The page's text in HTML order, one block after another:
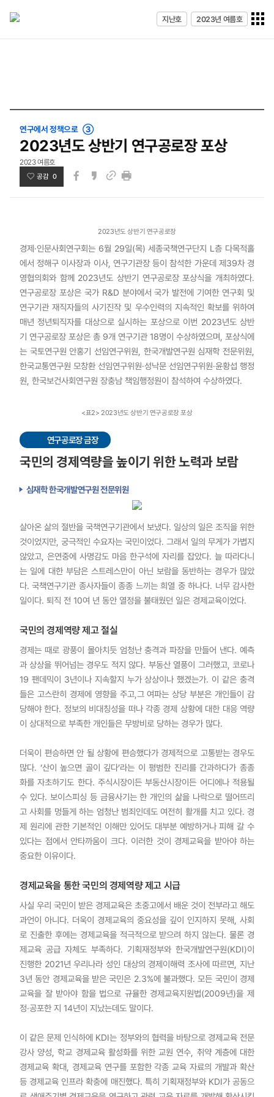
전체메
열기
지난호 2023년 여름호
연구에서 정책으로 ③
2023년도 상반기 연구공로장 포상
2023 여름호
공감 0
2023년도 상반기 연구공로장
경제·인문사회연구회는 6월 29일(목) 세종국책연구단지 L층 다목적홀
에서 정해구 이사장과 이사, 연구기관장 등이 참석한 가운데 제39차 경
영협의회와 함께 2023년도 상반기 연구공로장 포상식을 개최하였다.
연구공로장 포상은 국가 R&D 분야에서 국가 발전에 기여한 연구회 및
연구기관 재직자들의 사기진작 및 우수인력의 지속적인 확보를 위하여
매년 정년퇴직자를 대상으로 실시하는 포상으로 이번 2023년도 상반
기 연구공로장 포상은 총 9개 연구기관 18명이 수상하였으며, 포상식에
는 국토연구원 안홍기 선임연구위원, 한국개발연구원 심재학 전문위원,
한국교통연구원 모창환 선임연구위원·성낙문 선임연구위원·윤황섭 행정
원, 한국보건사회연구원 장충남 책임행정원이 참석하여 수상하였다.
<표2> 2023년도 상반기 연구공로장 포상
연구공로장 금장
국민의 경제역량을 높이기 위한 노력과 보람
심재학 한국개발연구원 전문위원
살아온 삶의 절반을 국책연구기관에서 보냈다. 일상의 일은 조직을 위한
것이었지만, 궁극적인 수요자는 국민이었다. 그래서 일의 무게가 가볍지
않았고, 은연중에 사명감도 마음 한구석에 자리를 잡았다. 늘 따라다니
는 일에 대한 부담은 스트레스만이 아닌 보람을 동반하는 경우가 많았
다. 국책연구기관 종사자들이 종종 느끼는 희열 중 하나다. 너무 감사한
일이다. 퇴직 전 10여 년 동안 열정을 불태웠던 일은 경제교육이었다.
국민의 경제역량 제고 절실
경제는 때로 광풍이 몰아치듯 엄청난 충격과 파장을 만들어 낸다. 예측
과 상상을 뛰어넘는 경우도 적지 않다. 부동산 열풍이 그러했고, 코로나
19 팬데믹이 3년이나 지속할지 누가 상상이나 했겠는가. 이 같은 충격
들은 고스란히 경제에 영향을 주고,그 여파는 상당 부분은 개인들이 감
당해야 한다. 정보의 비대칭성을 떠나 각종 경제 상황에 대한 대응 역량
이 상대적으로 부족한 개인들은 무방비로 당하는 경우가 많다.
더욱이 편승하면 안 될 상황에 편승했다가 경제적으로 고통받는 경우도
많다. ‘산이 높으면 골이 깊다’라는 이 평범한 진리를 간과하다가 종종
화를 자초하기도 한다. 주식시장이든 부동산시장이든 어디에나 적용될
수 있다. 보이스피싱 등 금융사기는 한 개인의 삶을 나락으로 떨어뜨리
고 사회를 멍들게 하는 엄청난 범죄인데도 여전히 활개를 치고 있다. 경
제 원리에 관한 기본적인 이해만 있어도 대부분 예방하거나 피해 갈 수
있다는 점에서 안타까움이 크다. 이러한 것이 경제교육을 받아야 하는
중요한 이유이다.
경제교육을 통한 국민의 경제역량 제고 시급
사실 우리 국민이 받은 경제교육은 초중고에서 배운 것이 전부라고 해도
과언이 아니다. 더욱이 경제교육의 중요성을 깊이 인지하지 못해, 사회
로 진출한 후에는 경제교육을 적극적으로 받으려 하지 않는다. 물론 경
제교육 공급 자체도 부족하다. 기획재정부와 한국개발연구원(KDI)이
진행한 2021년 우리나라 성인 대상의 경제이해력 조사에 따르면, 지난
3년 동안 경제교육을 받은 국민은 2.3%에 불과했다. 모든 국민이 경제
교육을 잘 받아야 함을 법으로 규율한 경제교육지원법(2009년)을 제
정·공포한 지 14년이 지났는데도 말이다.
이 같은 문제 인식하에 KDI는 정부와의 협력을 바탕으로 경제교육 전문
강사 양성, 학교 경제교육 활성화를 위한 교원 연수, 취약 계층에 대한
경제교육 확대, 경제교육 연구를 포함한 각종 교육 자료의 개발과 확산
등 경제교육 인프라 확충에 매진했다. 특히 기획재정부와 KDI가 공동으